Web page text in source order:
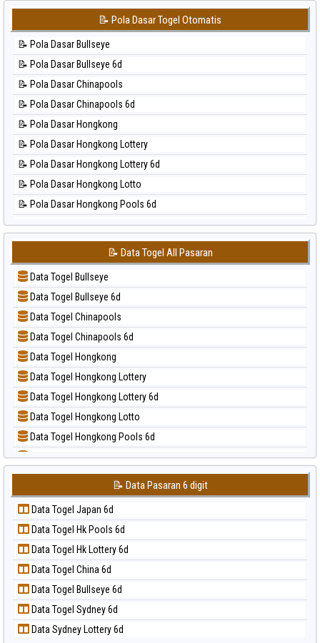
⚽ Bola Hitam Sydney Lotto
⚽ Bola Hitam Sydney Pools 6d
⚽ Bola Hitam Taipei
⚽ Bola Hitam Taiwan
📊 Statistik Japan 6d
📊 Statistik Korea
📊 Statistik Kuda Lari
📊 Statistik Magnum Cambodia
📊 Statistik Nagoya
📊 Statistik New York Midday
📊 Statistik North Carolina Day
📊 Statistik Pcso
📊 Statistik Pennsylvania Day
📊 Statistik Sao Paulo
📊 Statistik Singapore
📊 Statistik Sydney
📊 Statistik Sydney Lottery
📊 Statistik Sydney Lottery 6d
📊 Statistik Sydney Lotto
📊 Statistik Sydney Pools 6d
📊 Statistik Taipei
📊 Statistik Taiwan
📝 Pola Dasar Togel Otomatis
📝 Pola Dasar Bullseye
📝 Pola Dasar Bullseye 6d
📝 Pola Dasar Chinapools
📝 Pola Dasar Chinapools 6d
📝 Pola Dasar Hongkong
📝 Pola Dasar Hongkong Lottery
📝 Pola Dasar Hongkong Lottery 6d
📝 Pola Dasar Hongkong Lotto
📝 Pola Dasar Hongkong Pools 6d
📝 Pola Dasar Japan
📝 Pola Dasar Japan 6d
📝 Pola Dasar Korea
📝 Pola Dasar Kuda Lari
📝 Pola Dasar Magnum Cambodia
📝 Pola Dasar Nagoya
📝 Pola Dasar North Carolina Day
📝 Pola Dasar Pcso
📝 Pola Dasar Sao Paulo
📝 Pola Dasar Singapore
📝 Pola Dasar Sydney
📝 Pola Dasar Sydney Lottery
📝 Pola Dasar Sydney Lottery 6d
📝 Pola Dasar Sydney Lotto
📝 Pola Dasar Sydney Pools 6d
📝 Pola Dasar Taipei
📝 Pola Dasar Taiwan
📝 Data Togel All Pasaran
Data Togel Bullseye
Data Togel Bullseye 6d
Data Togel Chinapools
Data Togel Chinapools 6d
Data Togel Hongkong
Data Togel Hongkong Lottery
Data Togel Hongkong Lottery 6d
Data Togel Hongkong Lotto
Data Togel Hongkong Pools 6d
Data Togel Japan
Data Togel Japan 6d
Data Togel Korea
Data Togel Kuda Lari
Data Togel Magnum Cambodia
Data Togel Nagoya
Data Togel North Carolina Day
Data Togel Pcso
Data Togel Sao Paulo
Data Togel Singapore
📝 Data Pasaran 6 digit
Data Togel Japan 6d
Data Togel Hk Pools 6d
Data Togel Hk Lottery 6d
Data Togel China 6d
Data Togel Bullseye 6d
Data Togel Sydney 6d
Data Sydney Lottery 6d